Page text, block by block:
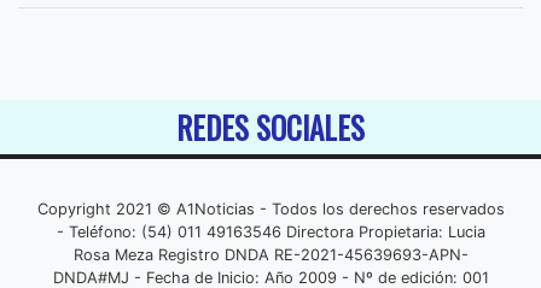
REDES SOCIALES
Copyright 2021 © A1Noticias - Todos los derechos reservados
- Teléfono: (54) 011 49163546 Directora Propietaria: Lucia
Rosa Meza Registro DNDA RE-2021-45639693-APN-
DNDA#MJ - Fecha de Inicio: Año 2009 - Nº de edición: 001